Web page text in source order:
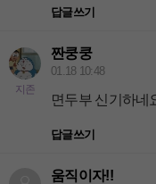
답글쓰기
지존
짠쿵쿵
01.18 10:48
면두부 신기하네
답글쓰기
움직이자!!